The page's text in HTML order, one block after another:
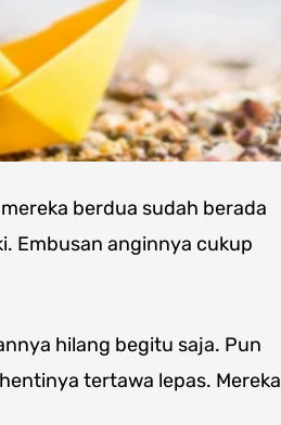
berdua sudah berada
Embusan anginnya cukup
hilang begitu saja. Pun
tertawa lepas. Mereka